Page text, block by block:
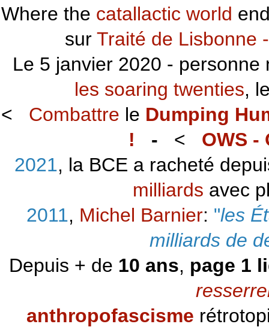
Where the catallactic world
sur Traité de Lisbonne
Le 5 janvier 2020 -
les soaring twenties,
< Combattre le Dumping
! - < OWS -
2021, la BCE a racheté
milliards avec
2011, Michel Barnier: "les
milliards de
Depuis + de 10 ans, page 1
anthropofascisme